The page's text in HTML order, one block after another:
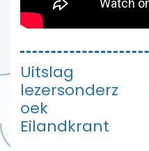
Uitslag
lezersonderz
oek
Eilandkrant